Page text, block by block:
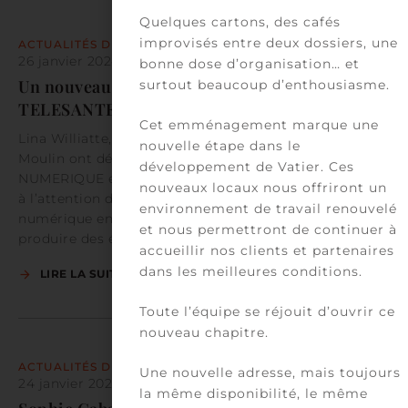
ACTUALITÉS DU CABINET
26 janvier 2024 parÉquipe Vatier
Un nouveau ThinkTank NUMERIQUE ET
TELESANTE
Lina Williatte, Jacques Lucas, Pierre Simon et Thierry
Moulin ont décidé de fonder un nouveau ThinkTank
NUMERIQUE et TELESANTE ayant pour objet de porter
à l’attention des acteurs de santé les enjeux du
numérique en santé et notamment la télésanté, de
produire des éléments de…
LIRE LA SUITE
ACTUALITÉS DU CABINET
24 janvier 2024
Quelques cartons, des cafés
improvisés entre deux dossiers, une
bonne dose d’organisation… et
surtout beaucoup d’enthousiasme.
Cet emménagement marque une
nouvelle étape dans le
développement de Vatier. Ces
nouveaux locaux nous offriront un
environnement de travail renouvelé
et nous permettront de continuer à
accueillir nos clients et partenaires
dans les meilleures conditions.
Toute l’équipe se réjouit d’ouvrir ce
nouveau chapitre.
Une nouvelle adresse, mais toujours
la même disponibilité, le même